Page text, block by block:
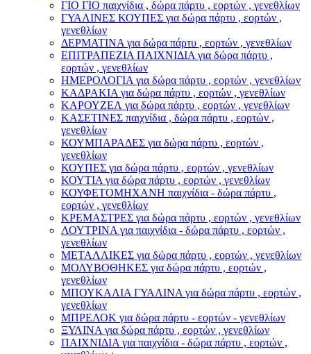
ΓΙΟ ΓΙΟ παιχνίδια , δώρα πάρτυ , εορτών , γενεθλίων
ΓΥΑΛΙΝΕΣ ΚΟΥΠΕΣ για δώρα πάρτυ , εορτών ,
γενεθλίων
ΔΕΡΜΑΤΙΝΑ για δώρα πάρτυ , εορτών , γενεθλίων
ΕΠΙΤΡΑΠΕΖΙΑ ΠΑΙΧΝΙΔΙΑ για δώρα πάρτυ ,
εορτών , γενεθλίων
ΗΜΕΡΟΛΟΓΙΑ για δώρα πάρτυ , εορτών , γενεθλίων
ΚΑΔΡΑΚΙΑ για δώρα πάρτυ , εορτών , γενεθλίων
ΚΑΡΟΥΖΕΛ για δώρα πάρτυ , εορτών , γενεθλίων
ΚΑΣΕΤΙΝΕΣ παιχνίδια , δώρα πάρτυ , εορτών ,
γενεθλίων
ΚΟΥΜΠΑΡΑΔΕΣ για δώρα πάρτυ , εορτών ,
γενεθλίων
ΚΟΥΠΕΣ για δώρα πάρτυ , εορτών , γενεθλίων
ΚΟΥΤΙΑ για δώρα πάρτυ , εορτών , γενεθλίων
ΚΟΥΦΕΤΟΜΗΧΑΝΗ παιχνίδια - δώρα πάρτυ ,
εορτών , γενεθλίων
ΚΡΕΜΑΣΤΡΕΣ για δώρα πάρτυ , εορτών , γενεθλίων
ΛΟΥΤΡΙΝΑ για παιχνίδια - δώρα πάρτυ , εορτών ,
γενεθλίων
ΜΕΤΑΛΛΙΚΕΣ για δώρα πάρτυ , εορτών , γενεθλίων
ΜΟΛΥΒΟΘΗΚΕΣ για δώρα πάρτυ , εορτών ,
γενεθλίων
ΜΠΟΥΚΑΛΙΑ ΓΥΑΛΙΝΑ για δώρα πάρτυ , εορτών ,
γενεθλίων
ΜΠΡΕΛΟΚ για δώρα πάρτυ - εορτών - γενεθλίων
ΞΥΛΙΝΑ για δώρα πάρτυ , εορτών , γενεθλίων
ΠΑΙΧΝΙΔΙΑ για παιχνίδια - δώρα πάρτυ , εορτών ,